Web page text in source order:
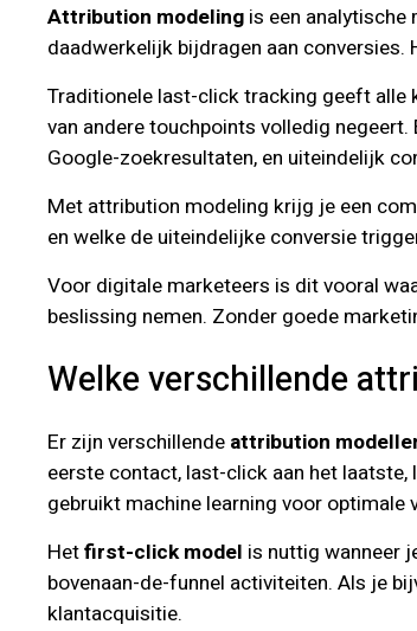
Attribution modeling is een
daadwerkelijk bijdragen aan
Traditionele last-click tracking geeft alle
van andere touchpoints volledig
Google-zoekresultaten, en uiteindelijk
Met attribution modeling krijg je een
en welke de uiteindelijke conversie
Voor digitale marketeers is dit vooral
beslissing nemen. Zonder goede
Welke verschillende
Er zijn verschillende attribution
eerste contact, last-click aan het
gebruikt machine learning voor optimale
Hetfirst-click model is nuttig wanneer
bovenaan-de-funnel activiteiten. Als je
klantacquisitie.